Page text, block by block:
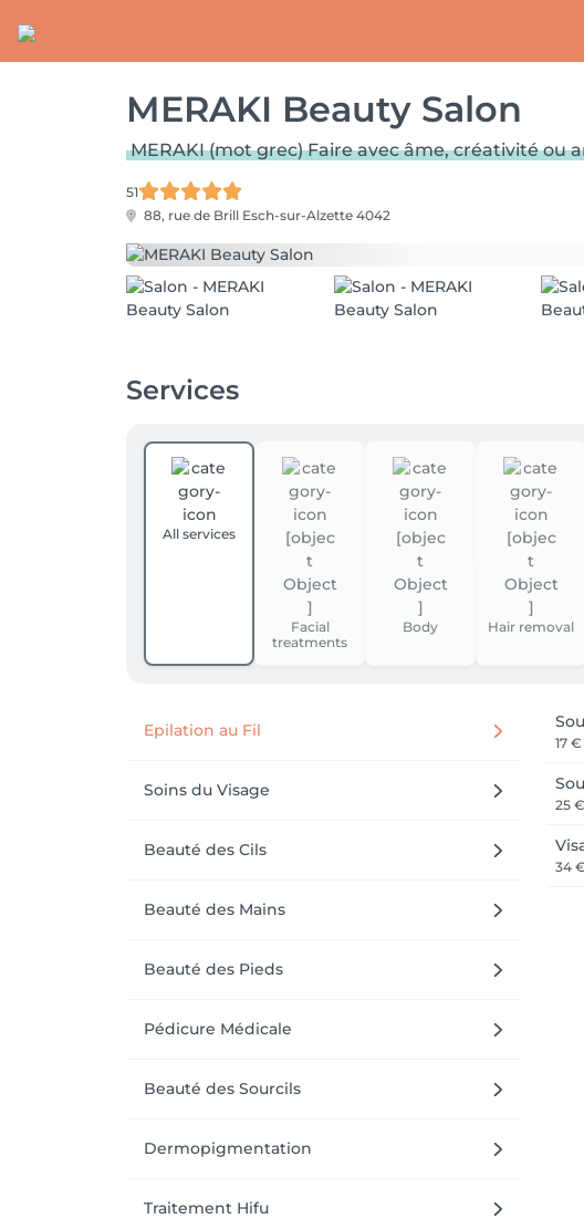
MERAKI Beauty Salon
MERAKI (mot grec) Faire avec âme, créativité
51
88, rue de Brill Esch-sur-Alzette 4042
Services
All services
Facial
treatments
Body Hair removal
Epilation au Fil
Soins du Visage
Beauté des Cils
Beauté des Mains
Beauté des Pieds
Pédicure Médicale
Beauté des Sourcils
Dermopigmentation
Traitement Hifu
17 €
25 €
34 €